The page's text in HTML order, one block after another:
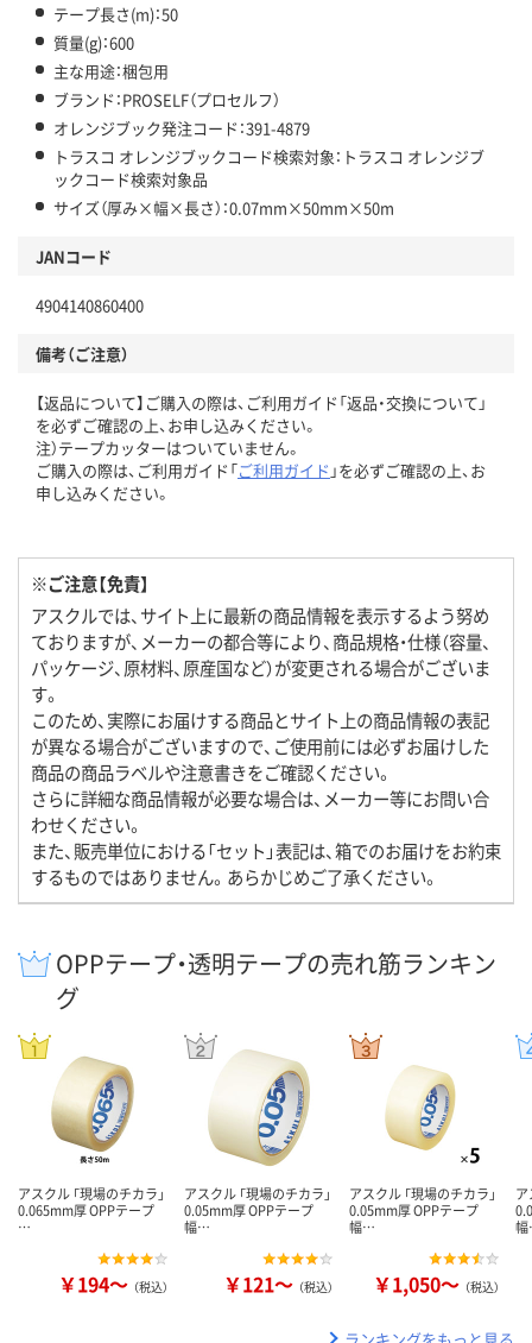
テープ長さ(m)：50
質量(g)：600
主な用途：梱包用
ブランド：PROSELF（プロセルフ）
オレンジブック発注コード：391-4879
トラスコ オレンジブックコード検索対象：トラスコ オレンジブ
ックコード検索対象品
サイズ（厚み×幅×長さ）：0.07mm×50mm×50m
JANコード
4904140860400
備考（ご注意）
【返品について】ご購入の際は、ご利用ガイド「返品・交換について」
を必ずご確認の上、お申し込みください。
注）テープカッターはついていません。
ご購入の際は、ご利用ガイド「ご利用ガイド 」を必ずご確認の上、お
申し込みください。
※ご注意【免責】
アスクルでは、サイト上に最新の商品情報を表示するよう努め
ておりますが、メーカーの都合等により、商品規格・仕様（容量、
パッケージ、原材料、原産国など）が変更される場合がございま
す。
このため、実際にお届けする商品とサイト上の商品情報の表記
が異なる場合がございますので、ご使用前には必ずお届けした
商品の商品ラベルや注意書きをご確認ください。
さらに詳細な商品情報が必要な場合は、メーカー等にお問い合
わせください。
また、販売単位における「セット」表記は、箱でのお届けをお約束
するものではありません。あらかじめご了承ください。
OPPテープ・透明テープの売れ筋ランキン
グ
アスクル 「現場のチカラ」
0.065mm厚 OPPテープ
…
￥194～ （税込）
アスクル 「現場のチカラ」
0.05mm厚 OPPテープ
幅…
￥121～ （税込）
アスクル 「現場のチカラ」
0.05mm厚 OPPテープ
幅…
￥1,050～ （税込）
ア
ランキングをもっと見る